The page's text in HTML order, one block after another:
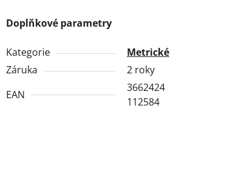
Doplňkové parametry
Kategorie
Metrické
Záruka
2 roky
EAN
3662424
112584